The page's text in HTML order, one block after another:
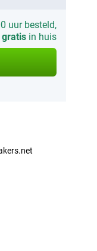
uur besteld,
gratisin huis